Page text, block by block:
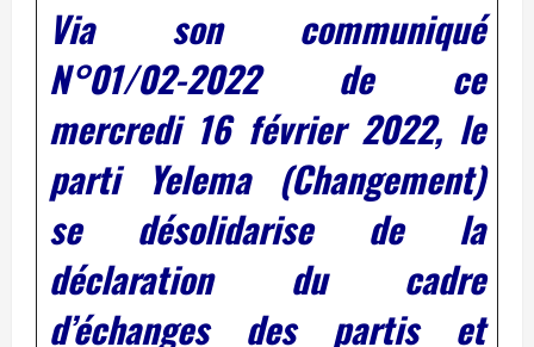
Via son communiqué
N°01/02-2022 de ce
mercredi 16 février 2022, le
parti Yelema (Changement)
se désolidarise de la
déclaration du cadre
d’échanges des partis et